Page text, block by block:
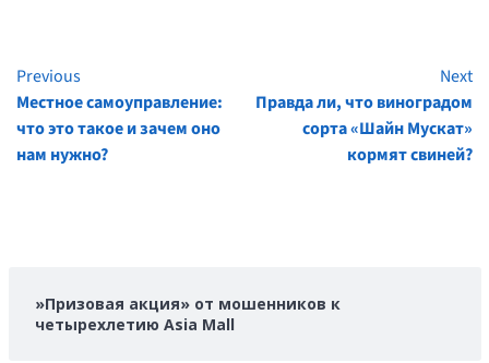
Continue
Reading
Previous
Местное самоуправление:
что это такое и зачем оно
нам нужно?
Next
Правда ли, что виноградом
сорта «Шайн Мускат»
кормят свиней?
»Призовая акция» от мошенников к
четырехлетию Asia Mall